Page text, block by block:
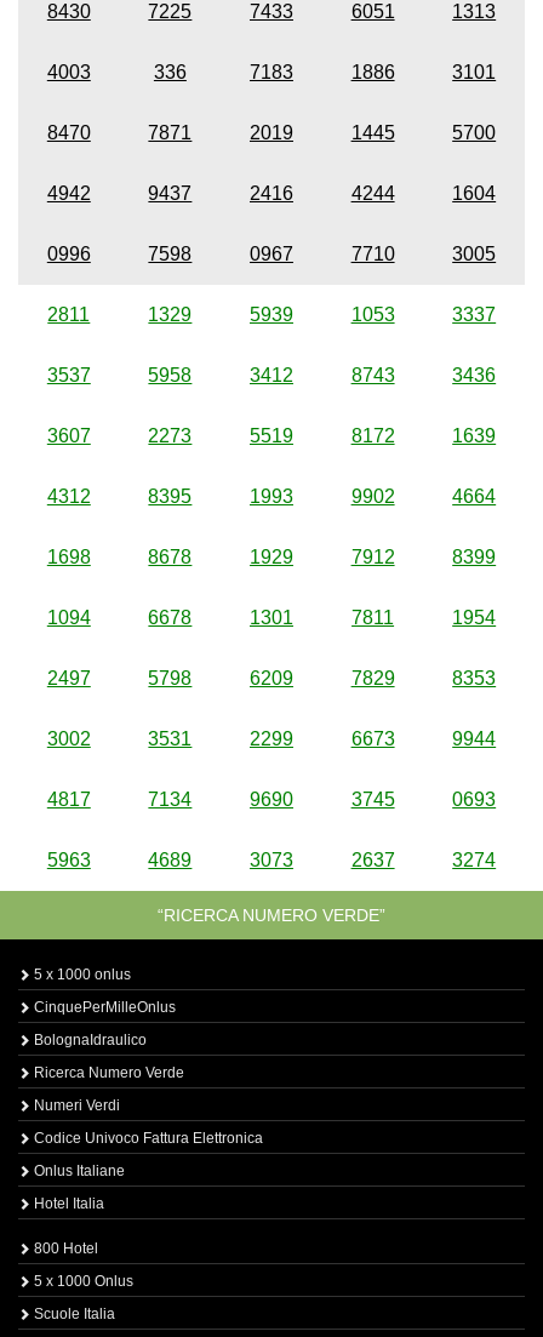
8430 7225 7433 6051 1313
4003 336 7183 1886 3101
8470 7871 2019 1445 5700
4942 9437 2416 4244 1604
0996 7598 0967 7710 3005
2811 1329 5939 1053 3337
3537 5958 3412 8743 3436
3607 2273 5519 8172 1639
4312 8395 1993 9902 4664
1698 8678 1929 7912 8399
1094 6678 1301 7811 1954
2497 5798 6209 7829 8353
3002 3531 2299 6673 9944
4817 7134 9690 3745 0693
5963 4689 3073 2637 3274
“RICERCA NUMERO VERDE”
5 x 1000 onlus
CinquePerMilleOnlus
BolognaIdraulico
Ricerca Numero Verde
Numeri Verdi
Codice Univoco Fattura Elettronica
Onlus Italiane
Hotel Italia
800 Hotel
5 x 1000 Onlus
Scuole Italia